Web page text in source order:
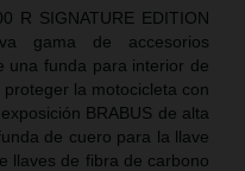
R SIGNATURE EDITION
gama de accesorios
una funda para interior de
la motocicleta con
BRABUS de alta
de cuero para la llave
llaves de fibra de carbono